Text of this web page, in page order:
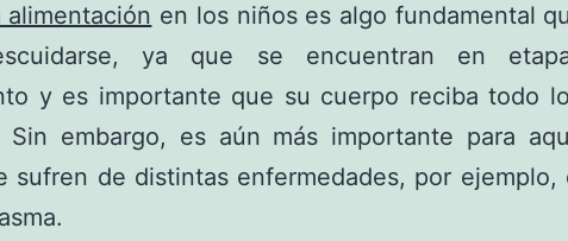
alimentación en los niños es algo fundamental
ya que se encuentran en
y es importante que su cuerpo reciba todo
Sin embargo, es aún más importante para
sufren de distintas enfermedades, por ejemplo,